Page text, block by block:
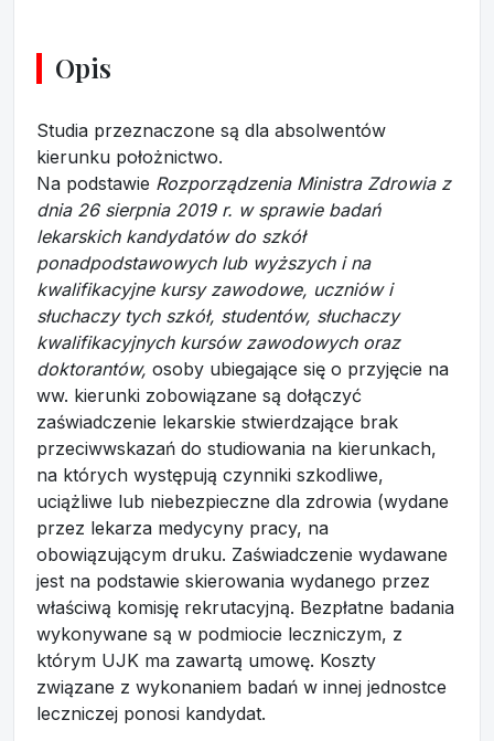
Opis
Studia przeznaczone są dla absolwentów
kierunku położnictwo.
Na podstawie Rozporządzenia Ministra Zdrowia z
dnia 26 sierpnia 2019 r. w sprawie badań
lekarskich kandydatów do szkół
ponadpodstawowych lub wyższych i na
kwalifikacyjne kursy zawodowe, uczniów i
słuchaczy tych szkół, studentów, słuchaczy
kwalifikacyjnych kursów zawodowych oraz
doktorantów, osoby ubiegające się o przyjęcie na
ww. kierunki zobowiązane są dołączyć
zaświadczenie lekarskie stwierdzające brak
przeciwwskazań do studiowania na kierunkach,
na których występują czynniki szkodliwe,
uciążliwe lub niebezpieczne dla zdrowia (wydane
przez lekarza medycyny pracy, na
obowiązującym druku. Zaświadczenie wydawane
jest na podstawie skierowania wydanego przez
właściwą komisję rekrutacyjną. Bezpłatne badania
wykonywane są w podmiocie leczniczym, z
którym UJK ma zawartą umowę. Koszty
związane z wykonaniem badań w innej jednostce
leczniczej ponosi kandydat.